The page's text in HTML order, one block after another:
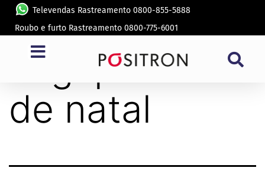
Televendas Rastreamento 0800-855-5888
Roubo e furto Rastreamento 0800-775-6001
Tag:
presente
de natal